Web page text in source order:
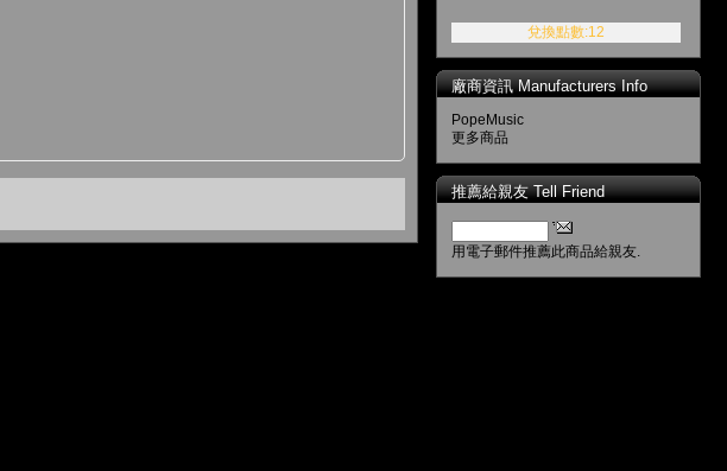
兌換點數:12
廠商資訊 Manufacturers Info
PopeMusic
更多商品
推薦給親友 Tell Friend
用電子郵件推薦此商品給親友.